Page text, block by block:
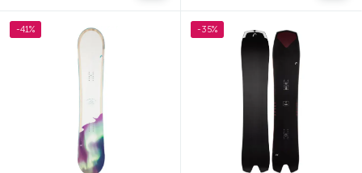
-41% -35%